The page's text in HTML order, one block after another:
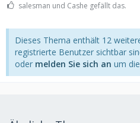
salesman und Cashe gefällt das.
Dieses Thema enthält 12
registrierte Benutzer sichtbar
oder melden Sie sich an um